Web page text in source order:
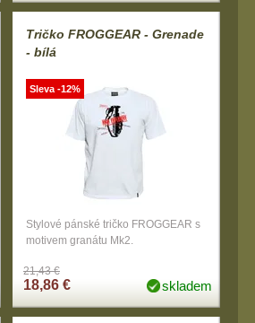
Tričko FROGGEAR - Grenade
- bílá
Stylové pánské tričko FROGGEAR s
motivem granátu Mk2.
21,43 €
18,86 € skladem
Sleva -12%